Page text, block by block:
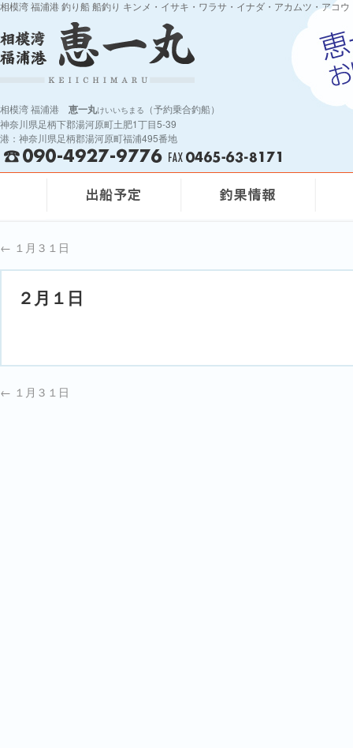
相模湾 福浦港 釣り船 船釣り キンメ・イサキ・ワラサ・イナダ・アカムツ・アコ
相模湾 福浦港 恵一丸けいいちまる
（予約乗合釣船）
神奈川県足柄下郡湯河原町土肥1丁目5-39
港：神奈川県足柄郡湯河原町福浦495番地
← １月３１日
２月１日
← １月３１日